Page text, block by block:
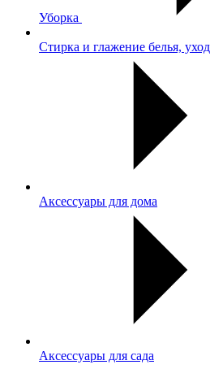
Уборка
Стирка и глажение белья, уход
Аксессуары для дома
Аксессуары для сада